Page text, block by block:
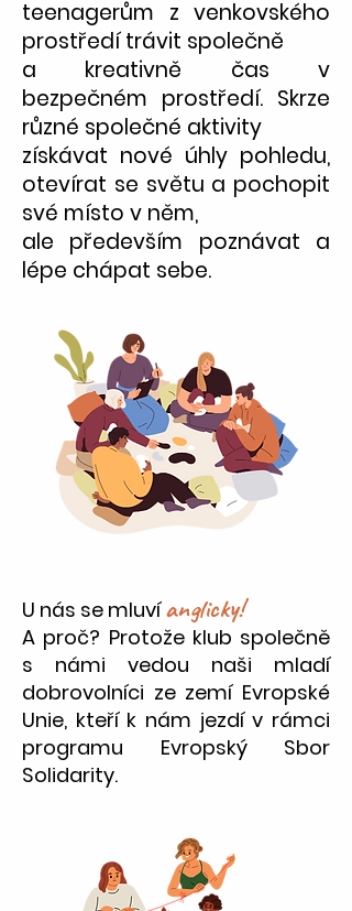
teenagerům z venkovského
prostředí trávit společně
a kreativně čas v
bezpečném prostředí. Skrze
různé společné aktivity
získávat nové úhly pohledu,
otevírat se světu a pochopit
své místo v něm,
ale především poznávat a
lépe chápat sebe.
U nás se mluvíanglicky!
A proč? Protože klub společně
s námi vedou naši mladí
dobrovolníci ze zemí Evropské
Unie, kteří k nám jezdí v rámci
programu Evropský Sbor
Solidarity.